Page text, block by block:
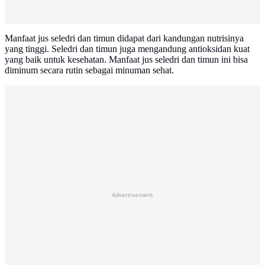
Manfaat jus seledri dan timun didapat dari kandungan nutrisinya
yang tinggi. Seledri dan timun juga mengandung antioksidan kuat
yang baik untuk kesehatan. Manfaat jus seledri dan timun ini bisa
diminum secara rutin sebagai minuman sehat.
Advertisement